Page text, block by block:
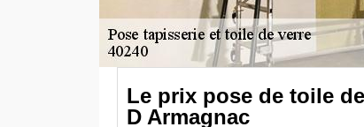
Le prix pose de toile
D Armagnac